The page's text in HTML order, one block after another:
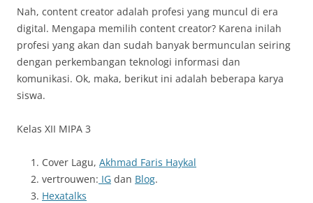
Nah, content creator adalah profesi yang muncul di era
digital. Mengapa memilih content creator? Karena inilah
profesi yang akan dan sudah banyak bermunculan seiring
dengan perkembangan teknologi informasi dan
komunikasi. Ok, maka, berikut ini adalah beberapa karya
siswa.
Kelas XII MIPA 3
Cover Lagu, Akhmad Faris Haykal
vertrouwen: IG dan Blog.
Hexatalks